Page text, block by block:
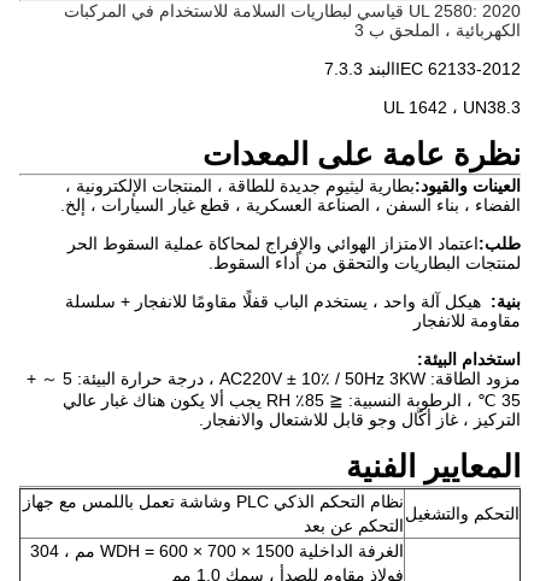
UL 2580: 2020 قياسي لبطاريات السلامة للاستخدام في المركبات
الكهربائية ، الملحق ب 3
IEC 62133-2012البند 7.3.3
UL 1642 ، UN38.3
نظرة عامة على المعدات
العينات والقيود:بطارية ليثيوم جديدة للطاقة ، المنتجات الإلكترونية ،
الفضاء ، بناء السفن ، الصناعة العسكرية ، قطع غيار السيارات ، إلخ.
طلب:اعتماد الامتزاز الهوائي والإفراج لمحاكاة عملية السقوط الحر
لمنتجات البطاريات والتحقق من أداء السقوط.
بنية:
هيكل آلة واحد ، يستخدم الباب قفلًا مقاومًا للانفجار + سلسلة
مقاومة للانفجار
استخدام البيئة:
مزود الطاقة: AC220V ± 10٪ / 50Hz 3KW ، درجة حرارة البيئة: 5 ～ +
35 ℃ ، الرطوبة النسبية: ≦ 85٪ RH يجب ألا يكون هناك غبار عالي
التركيز ، غاز أكّال وجو قابل للاشتعال والانفجار.
المعايير الفنية
التحكم والتشغيل
نظام التحكم الذكي PLC وشاشة تعمل باللمس مع جهاز
التحكم عن بعد
الغرفة الداخلية WDH = 600 × 700 × 1500 مم ، 304
فولاذ مقاوم للصدأ ، سمك 1.0 مم